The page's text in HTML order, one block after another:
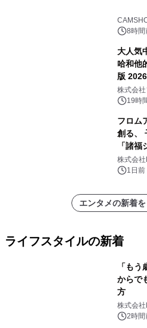
8時間
大人気
哈和他
版
開始
株式会
ンズ19時
フロム
創る、
「諸
(日)開
株式会
1日前
エンタメの新着
ライフスタイルの新着
「も
からで
方
株式会社
2時間